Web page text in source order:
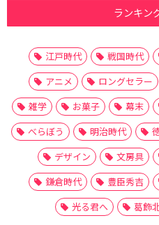
ランキン
江戸時代 戦国時代
アニメ
ロングセラー
雑学
お菓子 幕末
べらぼう
明治時代
デザイン
文房具
鎌倉時代
豊臣秀吉
光る君へ
葛飾